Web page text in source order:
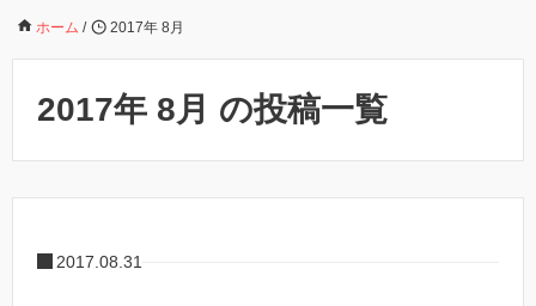
ホーム / 2017年 8月
2017年 8月 の投稿一覧
2017.08.31